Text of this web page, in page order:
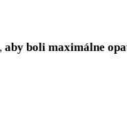
aby boli maximálne